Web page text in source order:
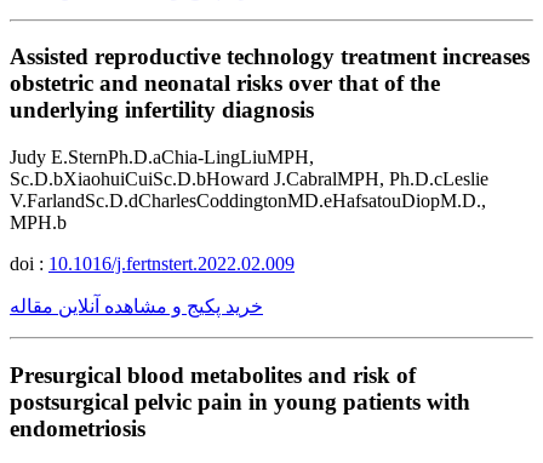
Assisted reproductive technology treatment increases
obstetric and neonatal risks over that of the
underlying infertility diagnosis
Judy E.SternPh.D.aChia-LingLiuMPH,
Sc.D.bXiaohuiCuiSc.D.bHoward J.CabralMPH, Ph.D.cLeslie
V.FarlandSc.D.dCharlesCoddingtonMD.eHafsatouDiopM.D.,
MPH.b
doi : 10.1016/j.fertnstert.2022.02.009
خرید پکیج و مشاهده آنلاین مقاله
Presurgical blood metabolites and risk of
postsurgical pelvic pain in young patients with
endometriosis